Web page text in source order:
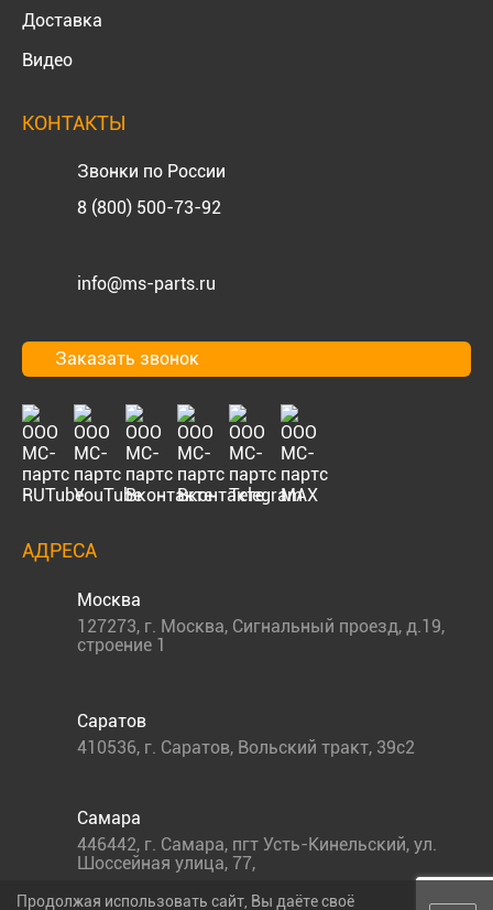
Доставка
Видео
КОНТАКТЫ
Звонки по России
8 (800) 500-73-92
info@ms-parts.ru
Заказать звонок
АДРЕСА
Москва
127273, г. Москва, Сигнальный проезд, д.19,
строение 1
Саратов
410536, г. Саратов, Вольский тракт, 39с2
Самара
446442, г. Самара, пгт Усть-Кинельский, ул.
Шоссейная улица, 77,
Продолжая использовать сайт, Вы даёте своё